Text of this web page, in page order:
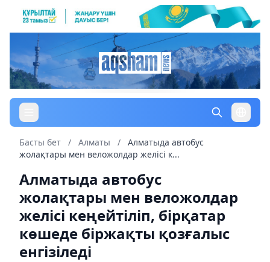
Басты бет / Алматы /
Алматыда автобус
жолақтары мен веложолдар желісі к...
Алматыда автобус
жолақтары мен веложолдар
желісі кеңейтіліп, бірқатар
көшеде біржақты қозғалыс
енгізіледі